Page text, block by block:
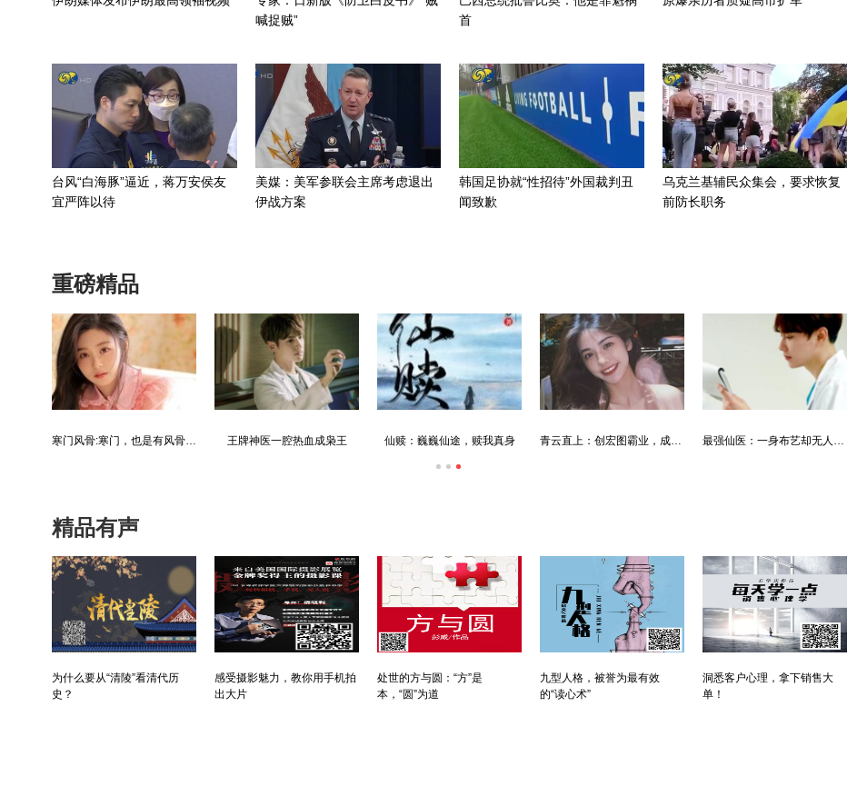
喊捉贼”
首
台风“白海豚”逼近，蒋万安侯友
宜严阵以待
美媒：美军参联会主席考虑退出
伊战方案
韩国足协就“性招待”外国裁判丑
闻致歉
乌克兰基辅民众集会，要求恢复
前防长职务
重磅精品
寒门风骨:寒门，也是有风骨的！ 王牌神医一腔热血成枭王 仙赎：巍巍仙途，赎我真身 青云直上：创宏图霸业，成人生赢家 最强仙医：一身布艺却无人不识
精品有声
为什么要从“清陵”看清代历
史？
感受摄影魅力，教你用手机拍
出大片
处世的方与圆：“方”是
本，“圆”为道
九型人格，被誉为最有效
的“读心术”
洞悉客户心理，拿下销售大
单！